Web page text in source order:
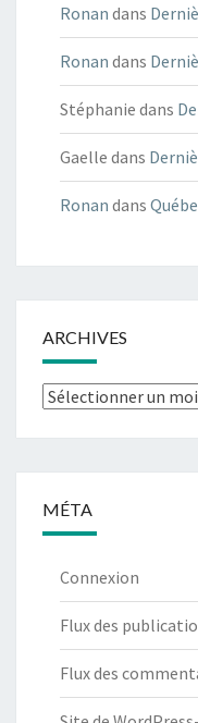
Ronan dans
Ronan dans
Stéphanie dans
Gaelle dans
Ronan dans
ARCHIVES
Archives
MÉTA
Connexion
Flux des
Flux des